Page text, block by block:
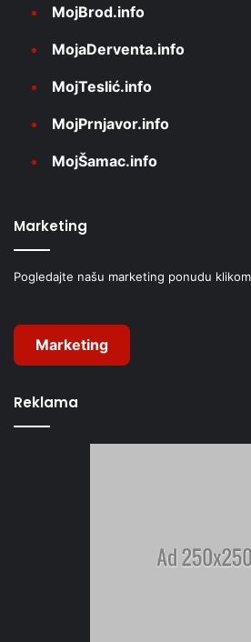
MojBrod.info
MojaDerventa.info
MojTeslić.info
MojPrnjavor.info
MojŠamac.info
Marketing
Pogledajte našu marketing ponudu
Marketing
Reklama